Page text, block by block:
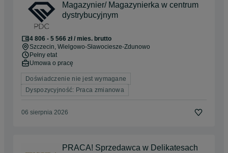
Magazynier/ Magazynierka w centrum
dystrybucyjnym
4 806 - 5 566 zł / mies. brutto
Szczecin, Wielgowo-Sławociesze-Zdunowo
Pełny etat
Umowa o pracę
Doświadczenie nie jest wymagane
Dyspozycyjność: Praca zmianowa
06 sierpnia 2026
PRACA! Sprzedawca w Delikatesach